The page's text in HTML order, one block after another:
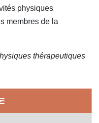
physiques
membres de la
thérapeutiques